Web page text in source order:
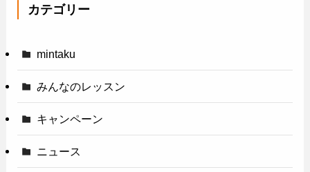
カテゴリー
mintaku
みんなのレッスン
キャンペーン
ニュース